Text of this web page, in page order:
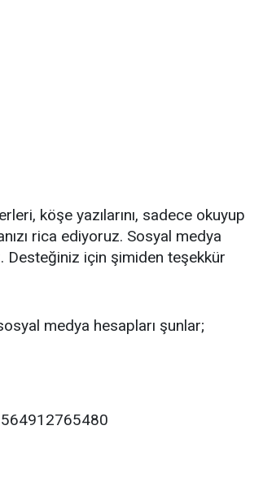
köşe yazılarını, sadece okuyup
rica ediyoruz. Sosyal medya
Desteğiniz için şimiden teşekkür
medya hesapları şunlar;